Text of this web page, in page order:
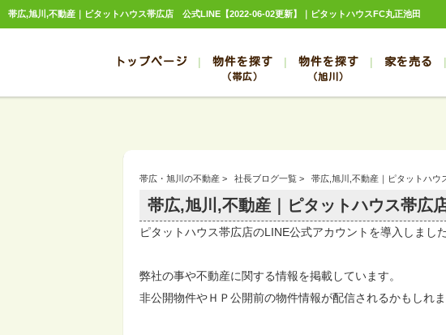
帯広,旭川,不動産｜ピタットハウス帯広店 公式LINE【2022-06-02更新】｜ピタットハウスFC丸正池田
トップページ 物件を探す
（帯広）
帯広の土地
帯広の中古マンショ
物件を探す
（旭川）
旭川の土地
旭川の中古マンショ
家を売る
ス
売
帯広・旭川の不動産 > 社長ブログ一覧 > 帯広,旭川,不動産｜ピタットハ
帯広,旭川,不動産｜ピタットハウス帯
ピタットハウス帯広店のLINE公式アカウントを導入しました
弊社の事や不動産に関する情報を掲載しています。
非公開物件やＨＰ公開前の物件情報が配信されるかもしれま